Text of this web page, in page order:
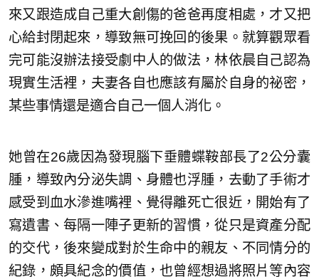
來又跟造成自己重大創傷的爸爸再度相處，才又把
心給封閉起來，導致無可挽回的後果。就算觀眾看
完可能沒辦法接受劇中人的做法，林依晨自己認為
現實生活裡，夫妻各自也應該有屬於自身的祕密，
某些事情還是適合自己一個人消化。
她曾在26歲因為發現腦下垂體蝶鞍部長了2公分囊
腫，導致內分泌失調、身體也浮腫，去動了手術才
感受到血水滲進嘴裡、覺得離死亡很近，開始有了
寫遺書、每隔一陣子更新的習慣，從只是資產分配
的交代，後來變成對於生命中的親友、不同情分的
紀錄，頗具紀念的價值，也曾經想過將照片等內容